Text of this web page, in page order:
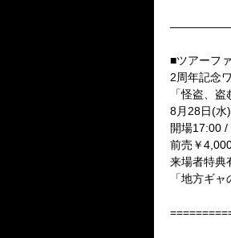
■ツアーフ
2周年記念
「怪盗、
8月28日(水
開場17:00
前売￥
来場者特典
「地方ギ